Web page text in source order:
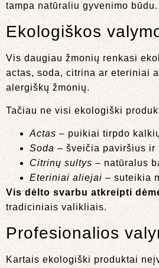
tampa natūraliu gyvenimo būdu.
Ekologiškos
Vis daugiau žmonių renkasi
actas, soda, citrina ar eteriniai
alergiškų žmonių.
Tačiau ne visi ekologiški
Actas – puikiai tirpdo
Soda – šveičia paviršius ir
Citrinų sultys – natūralus
Eteriniai aliejai – suteikia
Vis dėlto svarbu atkreipti
tradiciniais valikliais.
Profesionalios
Kartais ekologiški produktai